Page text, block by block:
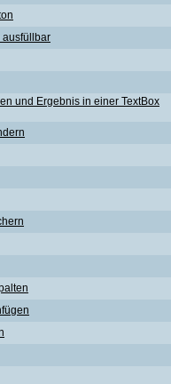
ausfüllbar
und Ergebnis in einer TextBox